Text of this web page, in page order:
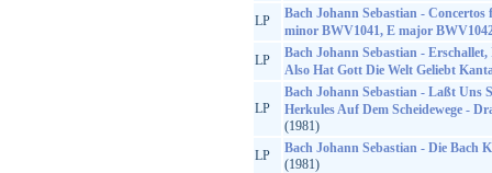
LP
Bach Johann Sebastian -
minor BWV1041, E major
LP
Bach Johann Sebastian -
Also Hat Gott Die Welt Geliebt
LP
Bach Johann Sebastian - Laßt Uns
Herkules Auf Dem Scheidewege -
(1981)
LP
Bach Johann Sebastian - Die Bach
(1981)